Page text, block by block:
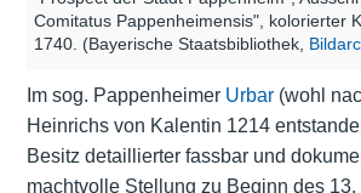
Comitatus Pappenheimensis", kolorierter
1740. (Bayerische Staatsbibliothek,
Im sog. Pappenheimer Urbar(wohl
Heinrichs von Kalentin 1214
Besitz detaillierter fassbar und
machtvolle Stellung zu Beginn des 13.